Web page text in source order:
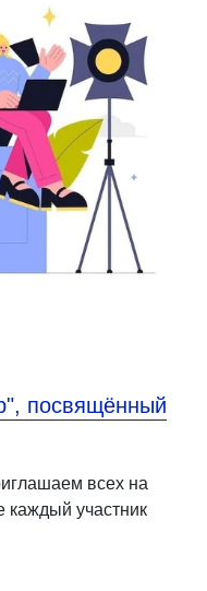
посвящённый
всех на
каждый участник